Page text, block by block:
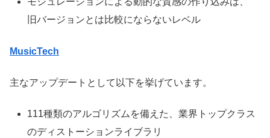
旧バージョンとは比較にならないレベル
MusicTech
主なアップデートとして以下を挙げています。
111種類のアルゴリズムを備えた、業界トップクラス
のディストーションライブラリ